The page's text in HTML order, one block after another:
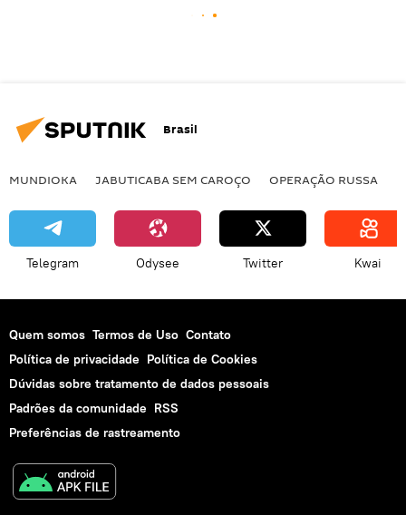
Brasil
MUNDIOKA JABUTICABA SEM CAROÇO OPERAÇÃO RUSSA
Telegram Odysee Twitter Kwai
Quem somos Termos de Uso Contato
Política de privacidade Política de Cookies
Dúvidas sobre tratamento de dados pessoais
Padrões da comunidade RSS
Preferências de rastreamento